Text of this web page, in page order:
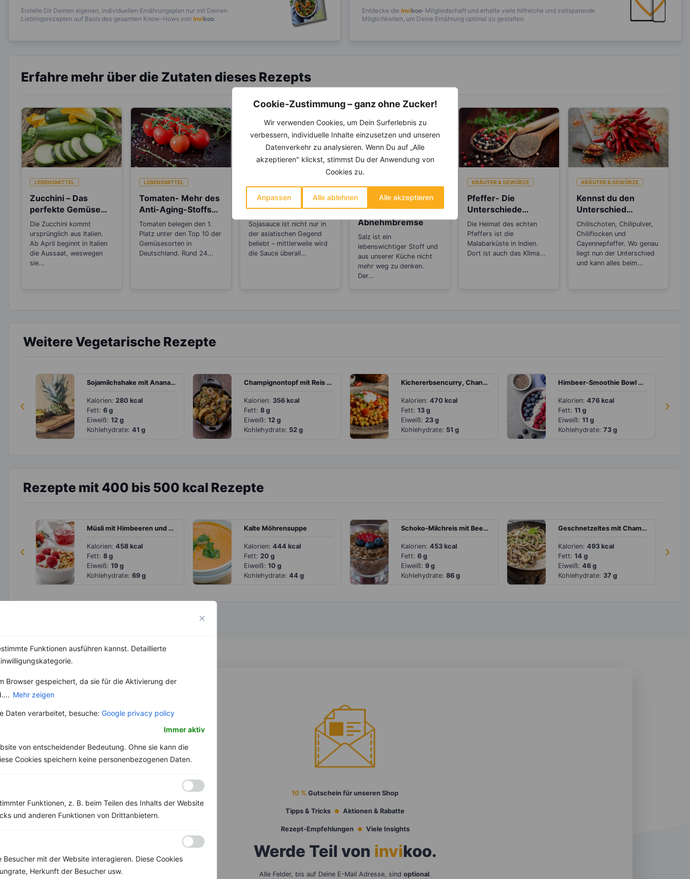
Cookie-Zustimmung – ganz ohne Zucker!
Wir verwenden Cookies, um Dein Surferlebnis zu
verbessern, individuelle Inhalte einzusetzen und unseren
Datenverkehr zu analysieren. Wenn Du auf „Alle
akzeptieren" klickst, stimmst Du der Anwendung von
Cookies zu.
Anpassen Alle ablehnen Alle akzeptieren
Funktionen ausführen kannst. Detaillierte
Browser gespeichert, da sie für die Aktivierung der
Mehr zeigen
Daten verarbeitet, besuche: Google privacy policy
Immer aktiv
von entscheidender Bedeutung. Ohne sie kann die
Cookies speichern keine personenbezogenen Daten.
Funktionen, z. B. beim Teilen des Inhalts der Website
und anderen Funktionen von Drittanbietern.
mit der Website interagieren. Diese Cookies
Herkunft der Besucher usw.
Erstelle Dir Deinen eigenen, individuellen Ernährungsplan nur mit Deinen
Lieblingsrezepten auf Basis des gesamten Know-Hows von invikoo.
Entdecke die invikoo-Mitgliedschaft und erhalte viele hilfreiche und zeitsparende
Möglichkeiten, um Deine Ernährung optimal zu gestalten.
Erfahre mehr über die Zutaten dieses Rezepts
LEBENSMITTEL
Zucchini – Das
perfekte Gemüse
zum Abnehmen
Die Zucchini kommt
ursprünglich aus Italien.
Ab April beginnt in Italien
die Aussaat, weswegen
sie...
LEBENSMITTEL
Tomaten- Mehr des
Anti-Aging-Stoffs
Lycopin durchs
Einkochen?
Tomaten belegen den 1.
Platz unter den Top 10 der
Gemüsesorten in
Deutschland. Rund 24...
Sojasauce – Die
gesunde
Salzalternative
Sojasauce ist nicht nur in
der asiatischen Gegend
beliebt – mittlerweile wird
die Sauce überall...
KRÄUTER & GEWÜRZE
Salz – Die
Abnehmbremse
Salz ist ein
lebenswichtiger Stoff und
aus unserer Küche nicht
mehr weg zu denken.
Der...
KRÄUTER & GEWÜRZE
Pfeffer- Die
Unterschiede
zwischen den
Sorten
Die Heimat des echten
Pfeffers ist die
Malabarküste in Indien.
Dort ist auch das Klima...
KRÄUTER & GEWÜRZE
Kennst du den
Unterschied
zwischen
Chilipulver,
Chiliflocken und
Cayennepfeffer?
Chilischoten, Chilipulver,
Chiliflocken und
Cayennepfeffer. Wo genau
liegt nun der Unterschied
und kann alles beim...
Weitere Vegetarische Rezepte
‹ ›
Sojamilchshake mit Ananas, Banane und Quark
Kalorien: 280 kcal
Fett: 6 g
Eiweiß: 12 g
Kohlehydrate: 41 g
Champignontopf mit Reis und Paprika
Kalorien: 356 kcal
Fett: 8 g
Eiweiß: 12 g
Kohlehydrate: 52 g
Kichererbsencurry, Channa Masala
Kalorien: 470 kcal
Fett: 13 g
Eiweiß: 23 g
Kohlehydrate: 51 g
Himbeer-Smoothie Bowl mit Blaubeeren und Buchweizenflocken
Kalorien: 476 kcal
Fett: 11 g
Eiweiß: 11 g
Kohlehydrate: 73 g
Rezepte mit 400 bis 500 kcal Rezepte
‹ ›
Müsli mit Himbeeren und Joghurt
Kalorien: 458 kcal
Fett: 8 g
Eiweiß: 19 g
Kohlehydrate: 69 g
Kalte Möhrensuppe
Kalorien: 444 kcal
Fett: 20 g
Eiweiß: 10 g
Kohlehydrate: 44 g
Schoko-Milchreis mit Beeren
Kalorien: 453 kcal
Fett: 6 g
Eiweiß: 9 g
Kohlehydrate: 86 g
Geschnetzeltes mit Champignons mit Reis
Kalorien: 493 kcal
Fett: 14 g
Eiweiß: 46 g
Kohlehydrate: 37 g
10 % Gutschein für unseren Shop
Tipps & Tricks Aktionen & Rabatte
Rezept-Empfehlungen Viele Insights
Werde Teil von invikoo.
Alle Felder, bis auf Deine E-Mail Adresse, sind optional.